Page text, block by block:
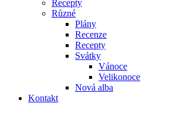
Recepty
Různé
Plány
Recenze
Recepty
Svátky
Vánoce
Velikonoce
Nová alba
Kontakt